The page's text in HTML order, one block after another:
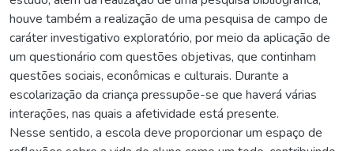
houve também a realização de uma pesquisa de campo de
caráter investigativo exploratório, por meio da aplicação de
um questionário com questões objetivas, que continham
questões sociais, econômicas e culturais. Durante a
escolarização da criança pressupõe-se que haverá várias
interações, nas quais a afetividade está presente.
Nesse sentido, a escola deve proporcionar um espaço de